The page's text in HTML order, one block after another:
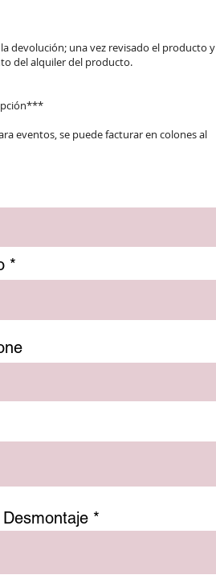
devolución; una vez revisado el producto y
del alquiler del producto.
eventos, se puede facturar en colones al